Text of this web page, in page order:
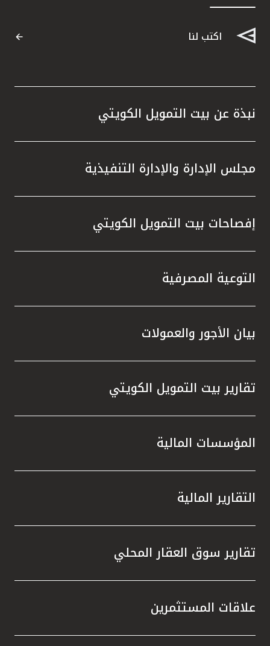
خدمات ما بعد البيع
اتصل بنا
مواقع الفروع وأجهزة الصرف الآلي
ألمانيا
تركيا
مصر
المملكة المتحدة
اكتب لنا
نبذة عن بيت التمويل الكويتي
مجلس الإدارة والإدارة التنفيذية
إفصاحات بيت التمويل الكويتي
التوعية المصرفية
بيان الأجور والعمولات
تقارير بيت التمويل الكويتي
المؤسسات المالية
التقارير المالية
تقارير سوق العقار المحلي
علاقات المستثمرين